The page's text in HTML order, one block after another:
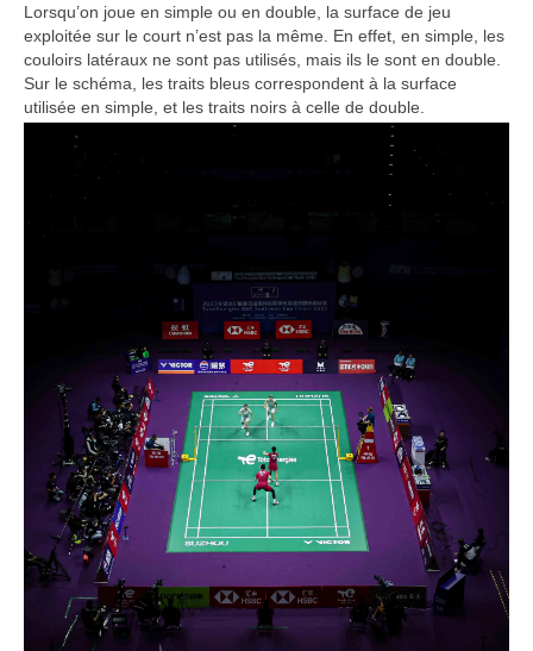
Lorsqu’on joue en simple ou en double, la surface de jeu
exploitée sur le court n’est pas la même. En effet, en simple, les
couloirs latéraux ne sont pas utilisés, mais ils le sont en double.
Sur le schéma, les traits bleus correspondent à la surface
utilisée en simple, et les traits noirs à celle de double.